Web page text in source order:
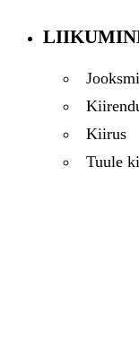
Kiirus
Tuule